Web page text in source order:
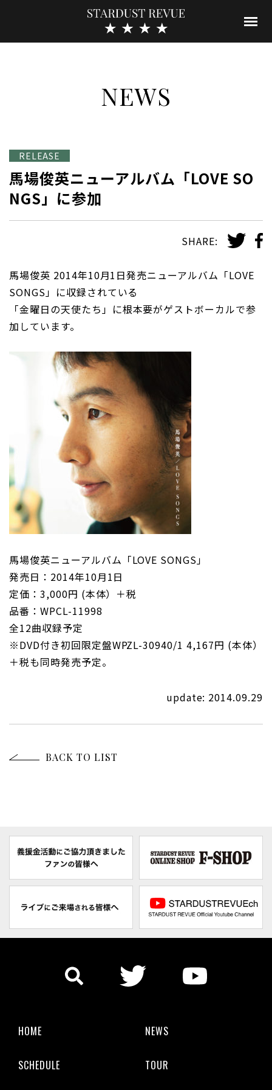
NEWS
RELEASE
馬場俊英ニューアルバム「LOVE SO
NGS」に参加
SHARE:
馬場俊英 2014年10月1日発売ニューアルバム「LOVE
SONGS」に収録されている
「金曜日の天使たち」に根本要がゲストボーカルで参
加しています。
馬場俊英ニューアルバム「LOVE SONGS」
発売日：2014年10月1日
定価：3,000円 (本体）＋税
品番：WPCL-11998
全12曲収録予定
※DVD付き初回限定盤WPZL-30940/1 4,167円 (本体）
＋税も同時発売予定。
update: 2014.09.29
BACK TO LIST
HOME NEWS
SCHEDULE TOUR